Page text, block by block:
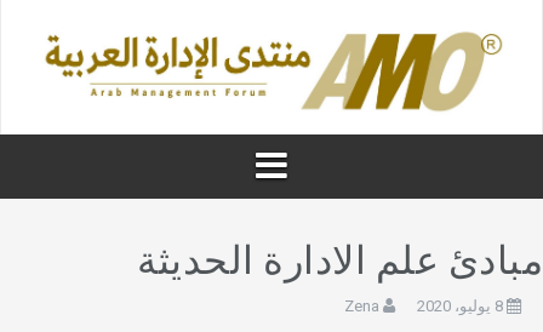
علم الادارة الحديثة
8 يوليو، 2020 Zena